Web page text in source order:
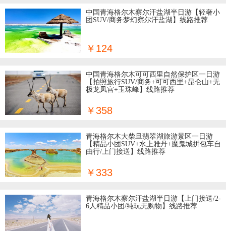
中国青海格尔木察尔汗盐湖半日游【轻奢小
团SUV/商务梦幻察尔汗盐湖】线路推荐
￥124
中国青海格尔木可可西里自然保护区一日游
【拍照旅行SUV/商务+可可西里+昆仑山+无
极龙凤宫+玉珠峰】线路推荐
￥358
青海格尔木大柴旦翡翠湖旅游景区一日游
【精品小团SUV+水上雅丹+魔鬼城拼包车自
由行/上门接送】线路推荐
￥333
青海格尔木察尔汗盐湖半日游【上门接送/2-
6人精品小团/纯玩无购物】线路推荐